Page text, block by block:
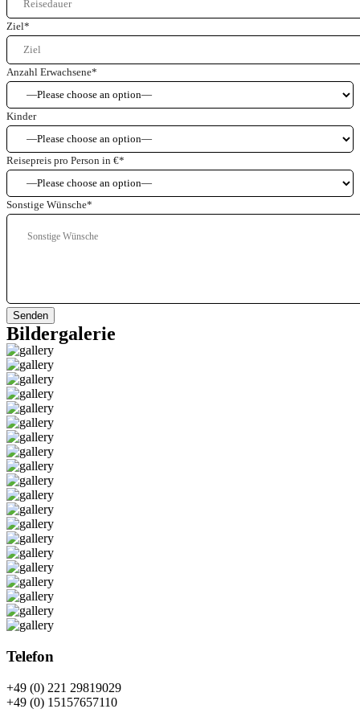
Ziel*
Anzahl Erwachsene*
Kinder
Reisepreis pro Person in €*
Sonstige Wünsche*
Senden
Bildergalerie
Telefon
+49 (0) 221 29819029
+49 (0) 15157657110